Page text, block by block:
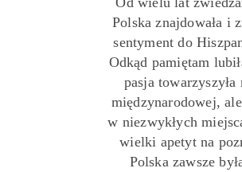
Polska znajdowała i
sentyment do
Odkąd pamiętam
pasja
międzynarodowej,
w niezwykłych
wielki apetyt na
Polska zawsze